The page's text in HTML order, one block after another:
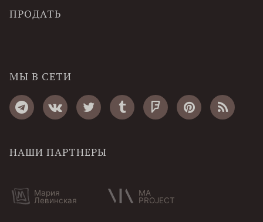
ПРОДАТЬ
МЫ В СЕТИ
НАШИ ПАРТНЕРЫ
Мария
Левинская
MA
PROJECT